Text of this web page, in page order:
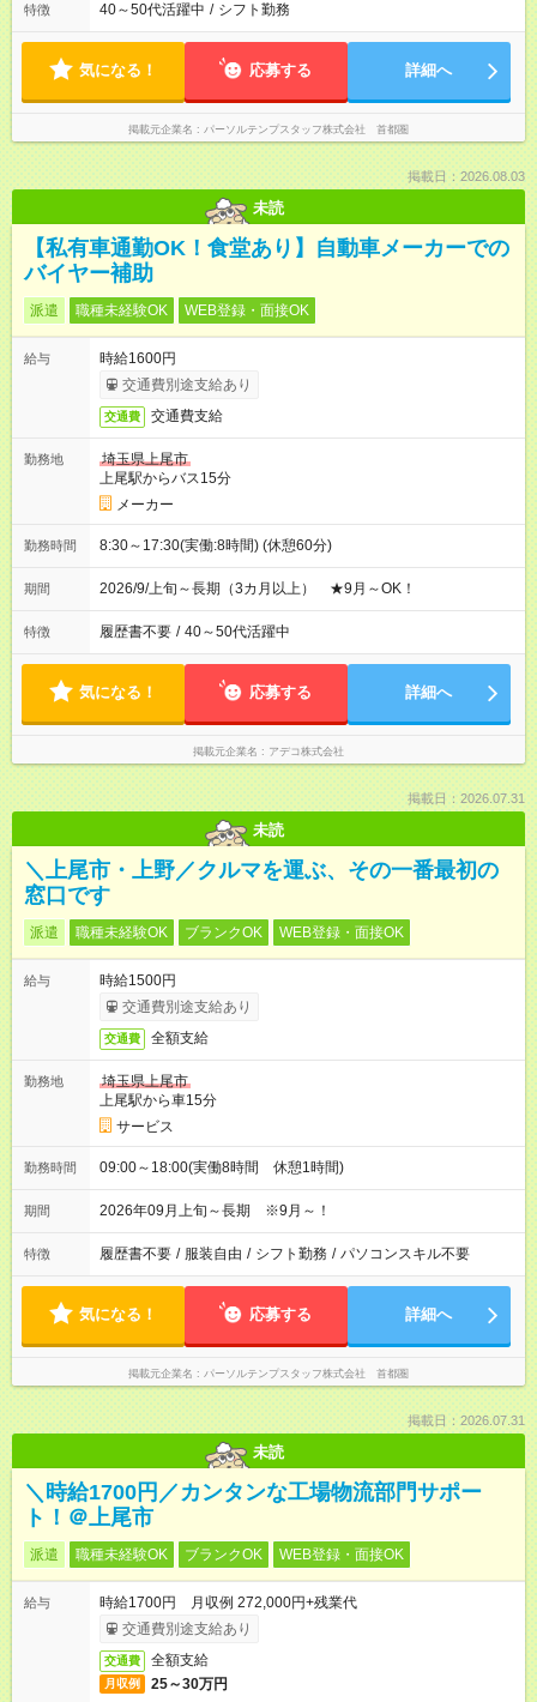
特徴 40～50代活躍中 / シフト勤務
気になる！ 応募する 詳細へ
掲載元企業名 パーソルテンプスタッフ株式会社 首都圏
掲載日：2026.08.03
未読
【私有車通勤OK！食堂あり】自動車メーカーでの
バイヤー補助
派遣 職種未経験OK WEB登録・面接OK
給与
時給1600円
交通費別途支給あり
交通費 交通費支給
勤務地
埼玉県上尾市
上尾駅からバス15分
メーカー
勤務時間 8:30～17:30(実働:8時間) (休憩60分)
期間 2026/9/上旬～長期（3カ月以上） ★9月～OK！
特徴 履歴書不要 / 40～50代活躍中
気になる！ 応募する 詳細へ
掲載元企業名 アデコ株式会社
掲載日：2026.07.31
未読
＼上尾市・上野／クルマを運ぶ、その一番最初の
窓口です
派遣 職種未経験OK ブランクOK WEB登録・面接OK
給与
時給1500円
交通費別途支給あり
交通費 全額支給
勤務地
埼玉県上尾市
上尾駅から車15分
サービス
勤務時間 09:00～18:00(実働8時間 休憩1時間)
期間 2026年09月上旬～長期 ※9月～！
特徴 履歴書不要 / 服装自由 / シフト勤務 / パソコンスキル不要
気になる！ 応募する 詳細へ
掲載元企業名 パーソルテンプスタッフ株式会社 首都圏
掲載日：2026.07.31
未読
＼時給1700円／カンタンな工場物流部門サポー
ト！＠上尾市
派遣 職種未経験OK ブランクOK WEB登録・面接OK
給与
時給1700円 月収例 272,000円+残業代
交通費別途支給あり
交通費 全額支給
月収例 25～30万円